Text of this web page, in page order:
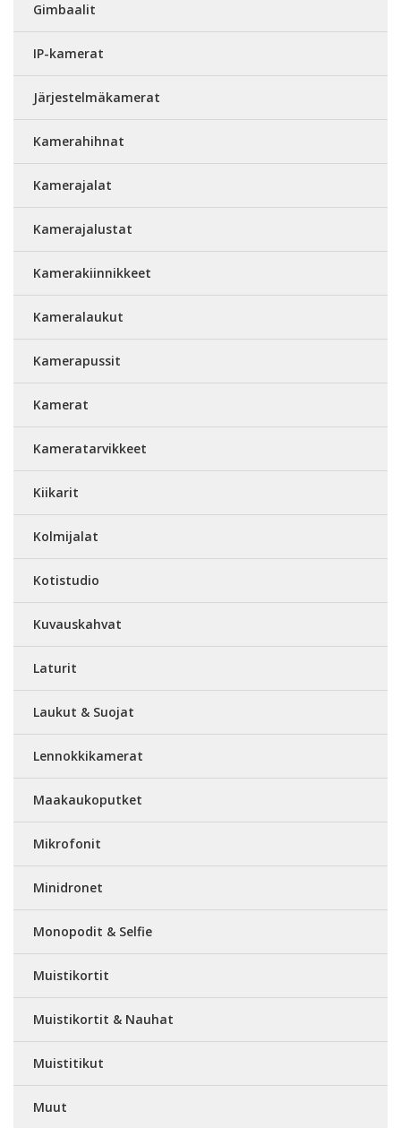
Gimbaalit
IP-kamerat
Järjestelmäkamerat
Kamerahihnat
Kamerajalat
Kamerajalustat
Kamerakiinnikkeet
Kameralaukut
Kamerapussit
Kamerat
Kameratarvikkeet
Kiikarit
Kolmijalat
Kotistudio
Kuvauskahvat
Laturit
Laukut & Suojat
Lennokkikamerat
Maakaukoputket
Mikrofonit
Minidronet
Monopodit & Selfie
Muistikortit
Muistikortit & Nauhat
Muistitikut
Muut